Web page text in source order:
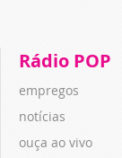
Rádio POP
empregos
notícias
ouça ao vivo